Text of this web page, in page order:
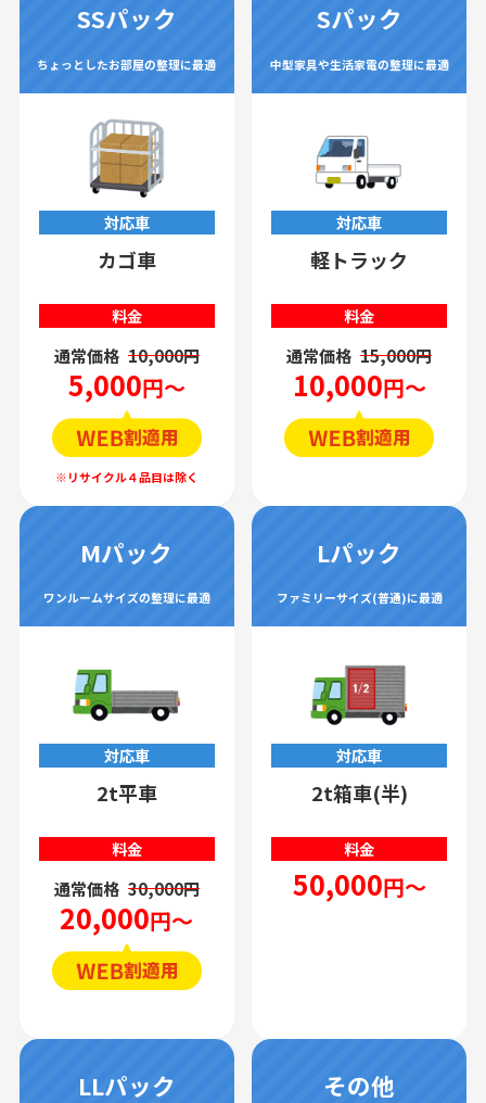
SSパック
ちょっとしたお部屋の整理に最適
対応車
カゴ車
料金
通常価格 10,000円
5,000円～
Sパック
中型家具や生活家電の整理に最適
対応車
軽トラック
料金
通常価格 15,000円
10,000円～
Mパック
ワンルームサイズの整理に最適
対応車
2t平車
料金
通常価格 30,000円
20,000円～
Lパック
ファミリーサイズ(普通)に最適
対応車
2t箱車(半)
料金
50,000円～
LLパック その他